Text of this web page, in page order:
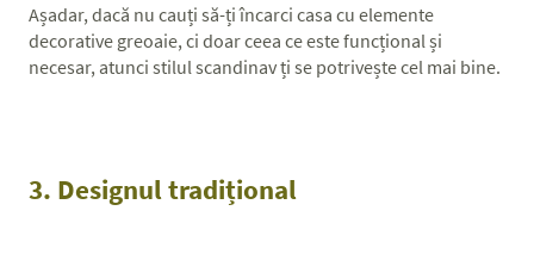
Așadar, dacă nu cauți să-ți încarci casa cu elemente
decorative greoaie, ci doar ceea ce este funcțional și
necesar, atunci stilul scandinav ți se potrivește cel mai bine.
3. Designul tradițional